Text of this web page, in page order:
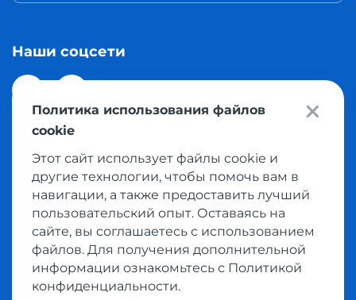
Наши соцсети
© 2026 Meest Shopping доставка покупок с интернет
магазинов мира в Казахстан. Все права защищены
Политика конфиденциальности
Публичная оферта
Условия пользования сервисом выкупа товаров
Политика использования файлов
cookie
Этот сайт использует файлы cookie и
другие технологии, чтобы помочь вам в
навигации, а также предоставить лучший
пользовательский опыт. Оставаясь на
сайте, вы соглашаетесь с использованием
файлов. Для получения дополнительной
информации ознакомьтесь с Политикой
конфиденциальности.